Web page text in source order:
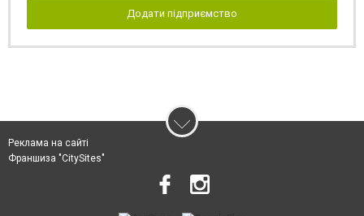
Додати підприємство
Реклама на сайті
Франшиза "CitySites"